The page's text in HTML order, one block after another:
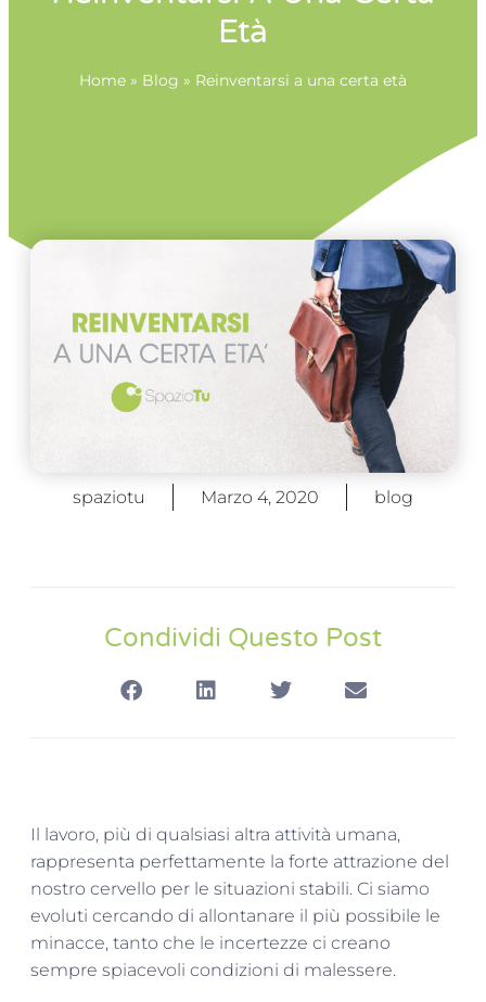
Età
Home » Blog » Reinventarsi a una certa età
spaziotu Marzo 4, 2020 blog
Condividi Questo Post
Il lavoro, più di qualsiasi altra attività umana,
rappresenta perfettamente la forte attrazione del
nostro cervello per le situazioni stabili. Ci siamo
evoluti cercando di allontanare il più possibile le
minacce, tanto che le incertezze ci creano
sempre spiacevoli condizioni di malessere.